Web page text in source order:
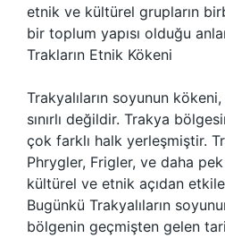
etnik ve kültürel grupların
bir toplum yapısı olduğu
Trakların Etnik Kökeni
Trakyalıların soyunun
sınırlı değildir. Trakya
çok farklı halk yerleşmiştir.
Phrygler, Frigler, ve daha
kültürel ve etnik açıdan
Bugünkü Trakyalıların
bölgenin geçmişten gelen